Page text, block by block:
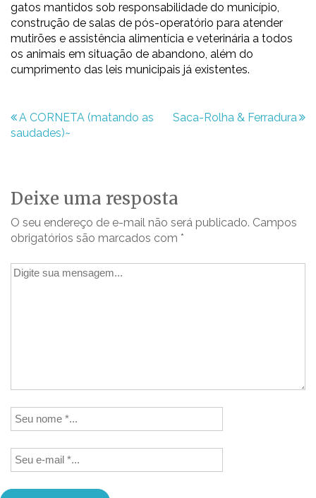
gatos mantidos sob responsabilidade do município,
construção de salas de pós-operatório para atender
mutirões e assistência alimentícia e veterinária a todos
os animais em situação de abandono, além do
cumprimento das leis municipais já existentes.
Navegação
A CORNETA (matando as
saudades)~
Saca-Rolha & Ferradura
Deixe uma resposta
O seu endereço de e-mail não será publicado. Campos
obrigatórios são marcados com *